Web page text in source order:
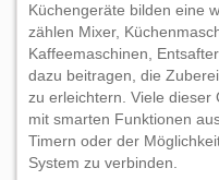
Küchengeräte bilden eine
zählen Mixer,
Kaffeemaschinen,
dazu beitragen, die
zu erleichtern. Viele dieser
mit smarten Funktionen
Timern oder der
System zu verbinden.